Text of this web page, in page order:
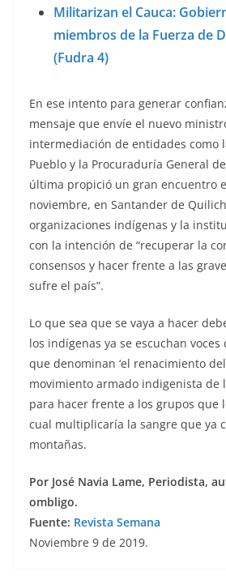
Militarizan el Cauca:
miembros de la Fuerza de
(Fudra 4)
En ese intento para generar
mensaje que envíe el nuevo
intermediación de entidades como
Pueblo y la Procuraduría General
última propició un gran encuentro
noviembre, en Santander de
organizaciones indígenas y la
con la intención de “recuperar la
consensos y hacer frente a las
sufre el país”.
Lo que sea que se vaya a hacer
los indígenas ya se escuchan
que denominan ‘el renacimiento
movimiento armado indigenista de
para hacer frente a los grupos que
cual multiplicaría la sangre que ya
montañas.
Por José Navia Lame, Periodista,
ombligo.
Fuente: Revista Semana
Noviembre 9 de 2019.